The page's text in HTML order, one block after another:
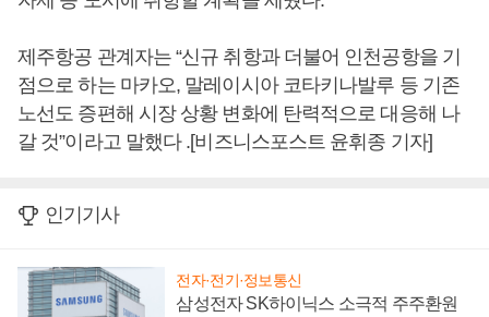
제주항공 관계자는 “신규 취항과 더불어 인천공항을 기
점으로 하는 마카오, 말레이시아 코타키나발루 등 기존
노선도 증편해 시장 상황 변화에 탄력적으로 대응해 나
갈 것”이라고 말했다 .[비즈니스포스트 윤휘종 기자]
인기기사
전자·전기·정보통신
삼성전자 SK하이닉스 소극적 주주환원